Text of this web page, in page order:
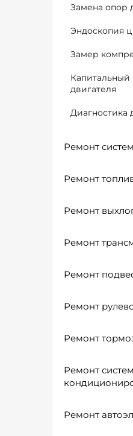
Замена опор
Эндоскопия
Замер
Капитальный
двигателя
Диагностика
Ремонт
Ремонт
Ремонт
Ремонт
Ремонт
Ремонт
Ремонт
Ремонт
Ремонт